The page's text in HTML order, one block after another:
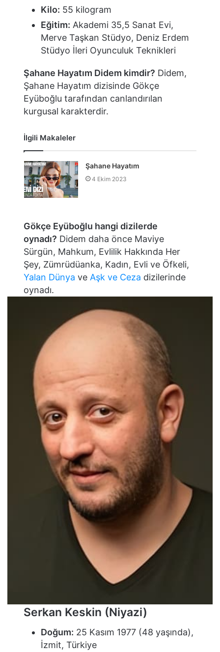
Kilo: 55 kilogram
Eğitim: Akademi 35,5 Sanat Evi,
Merve Taşkan Stüdyo, Deniz Erdem
Stüdyo İleri Oyunculuk Teknikleri
Şahane Hayatım Didem kimdir? Didem,
Şahane Hayatım dizisinde Gökçe
Eyüboğlu tarafından canlandırılan
kurgusal karakterdir.
İlgili Makaleler
Şahane Hayatım
4 Ekim 2023
Gökçe Eyüboğlu hangi dizilerde
oynadı? Didem daha önce Maviye
Sürgün, Mahkum, Evlilik Hakkında Her
Şey, Zümrüdüanka, Kadın, Evli ve Öfkeli,
Yalan Dünya veAşk ve Ceza dizilerinde
oynadı.
Serkan Keskin (Niyazi)
Doğum: 25 Kasım 1977 (48 yaşında),
İzmit, Türkiye